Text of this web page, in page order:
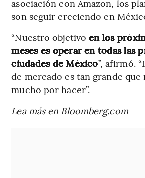
asociación con Amazon, los
son seguir creciendo en
“Nuestro objetivoen los
meses es operar en todas las
ciudades de México”, afirmó.
de mercado es tan grande que
mucho por hacer”.
Lea más en Bloomberg.com